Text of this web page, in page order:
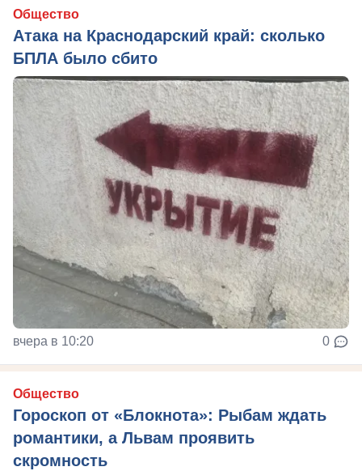
Общество
Атака на Краснодарский край: сколько
БПЛА было сбито
вчера в 10:20 0
Общество
Гороскоп от «Блокнота»: Рыбам ждать
романтики, а Львам проявить
скромность